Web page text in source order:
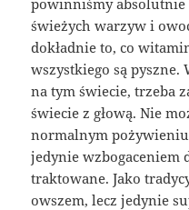
świeżych warzyw i
dokładnie to, co
wszystkiego są
na tym świecie, trzeba
świecie z głową. Nie
normalnym
jedynie wzbogaceniem
traktowane. Jako
owszem, lecz jedynie